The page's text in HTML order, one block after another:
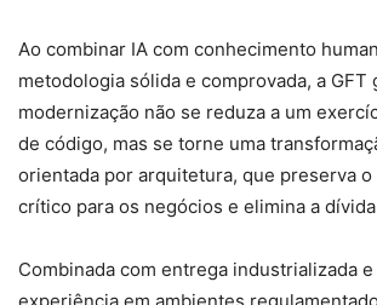
Ao combinar IA com conhecimento
metodologia sólida e comprovada, a GFT
modernização não se reduza a um
de código, mas se torne uma
orientada por arquitetura, que preserva
crítico para os negócios e elimina a
Combinada com entrega industrializada